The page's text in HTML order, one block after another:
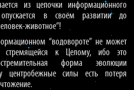
из цепочки информационного
в своём развитии до
животное”!
“водовороте” не может
к Целому, ибо это
форма эволюции
центробежные силы есть потеря